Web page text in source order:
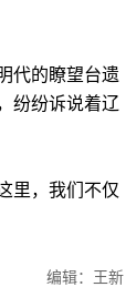
代的瞭望台遗
纷纷诉说着辽
里，我们不仅
编辑：王新